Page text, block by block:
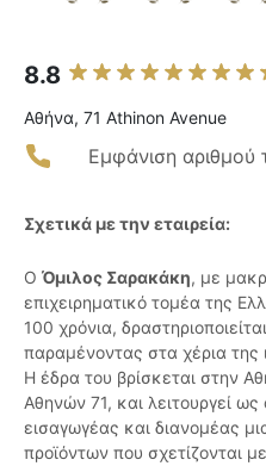
8.8
Αθήνα, 71 Athinon Avenue
Εμφάνιση αριθμού
Σχετικά με την εταιρεία:
Ο Όμιλος Σαρακάκη, με
επιχειρηματικό τομέα της
100 χρόνια,
παραμένοντας στα χέρια της
Η έδρα του βρίσκεται στην
Αθηνών 71, και λειτουργεί ως
εισαγωγέας και διανομέας
προϊόντων που σχετίζονται